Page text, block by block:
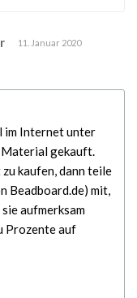
11. Januar 2020
im Internet unter
Material gekauft.
kaufen, dann teile
Beadboard.de) mit,
aufmerksam
Prozente auf